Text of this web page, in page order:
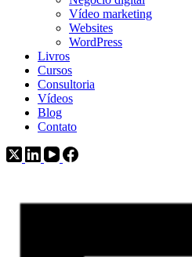
Vídeo marketing
Websites
WordPress
Livros
Cursos
Consultoria
Vídeos
Blog
Contato